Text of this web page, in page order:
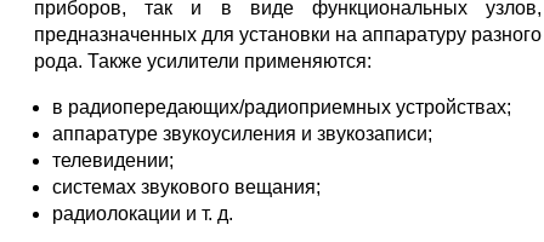
приборов, так и в виде функциональных узлов,
предназначенных для установки на аппаратуру разного
рода. Также усилители применяются:
в радиопередающих/радиоприемных устройствах;
аппаратуре звукоусиления и звукозаписи;
телевидении;
системах звукового вещания;
радиолокации и т. д.